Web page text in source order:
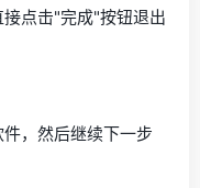
接点击"完成"按钮退出
，然后继续下一步